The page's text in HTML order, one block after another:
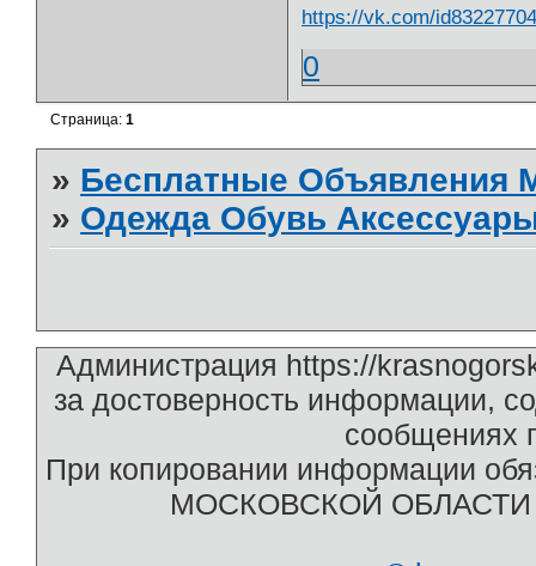
https://vk.com/
0
Страница:1
» Бесплатные
» Одежда Обувь
Администрация https://
за достоверность информации,
сообщениях
При копировании информации
МОСКОВСКОЙ ОБЛАСТИ